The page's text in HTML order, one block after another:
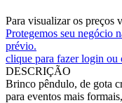
Para visualizar os preços
Protegemos seu negócio
prévio.
clique para fazer login ou
DESCRIÇÃO
Brinco pêndulo, de gota
para eventos mais